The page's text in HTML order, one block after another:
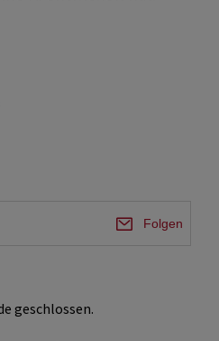
Folgen
geschlossen.